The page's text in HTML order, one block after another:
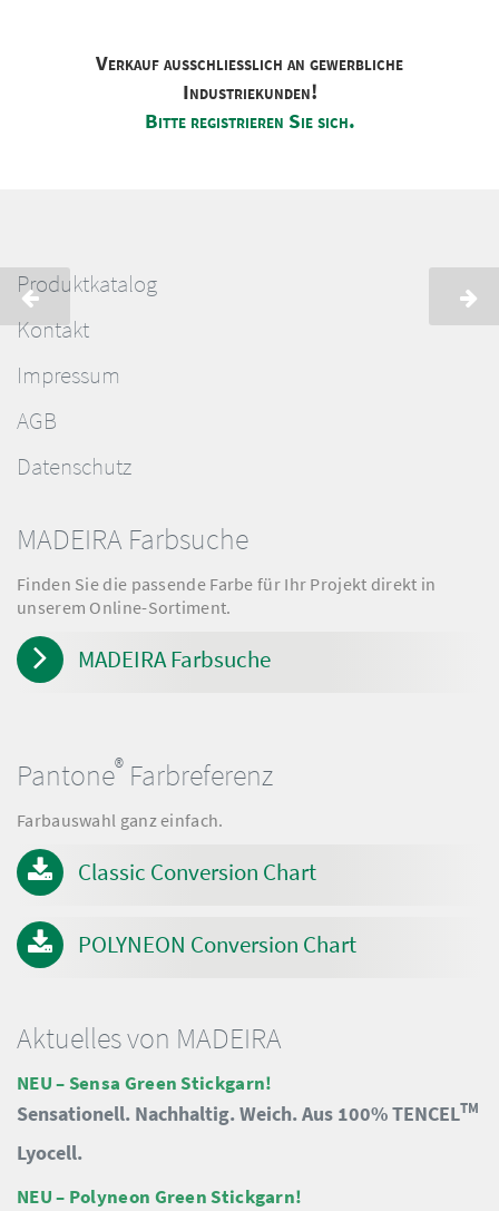
Verkauf ausschliesslich an gewerbliche
Industriekunden!
Bitte registrieren Sie sich.
Produktkatalog
Kontakt
Impressum
AGB
Datenschutz
MADEIRA Farbsuche
Finden Sie die passende Farbe für Ihr Projekt direkt in
unserem Online-Sortiment.
MADEIRA Farbsuche
Pantone® Farbreferenz
Farbauswahl ganz einfach.
Classic Conversion Chart
POLYNEON Conversion Chart
Aktuelles von MADEIRA
NEU – Sensa Green Stickgarn!
Sensationell. Nachhaltig. Weich. Aus 100% TENCELTM
Lyocell.
NEU – Polyneon Green Stickgarn!